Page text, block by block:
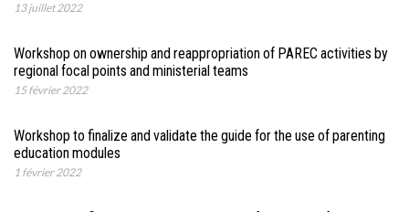
13 juillet 2022
Workshop on ownership and reappropriation of PAREC activities by
regional focal points and ministerial teams
15 février 2022
Workshop to finalize and validate the guide for the use of parenting
education modules
1 février 2022